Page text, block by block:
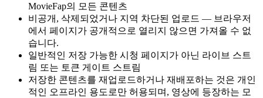
MovieFap의 모든 콘텐츠
비공개, 삭제되었거나 지역 차단된 업로드 — 브라우저
에서 페이지가 공개적으로 열리지 않으면 가져올 수 없
습니다.
일반적인 저장 가능한 시청 페이지가 아닌 라이브 스트
림 또는 토큰 게이트 스트림
저장한 콘텐츠를 재업로드하거나 재배포하는 것은 개인
적인 오프라인 용도로만 허용되며, 영상에 등장하는 모